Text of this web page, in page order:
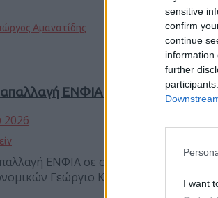
sensitive
confirm
continue
information
further
I want
Αμανατίδης
ΕΝΦΙΑ σε σεισμόπληκτες
ΕΝΦΙΑ σε σεισμόπληκτες
Γεώργιο Κότσιρα, θέτοντας ...